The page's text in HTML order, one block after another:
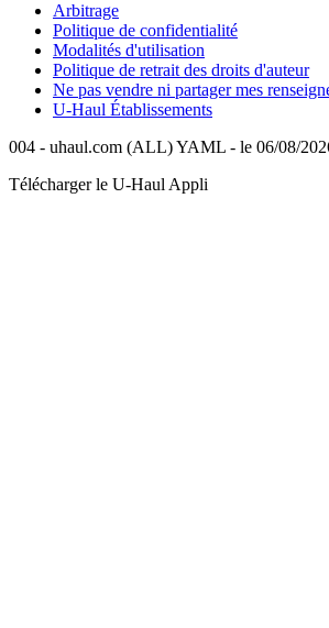
Arbitrage
Politique de confidentialité
Modalités d'utilisation
Politique de retrait des droits d'auteur
Ne pas vendre ni partager mes
U-Haul Établissements
004 - uhaul.com (ALL) YAML - le 06/08/
Télécharger le U-Haul Appli